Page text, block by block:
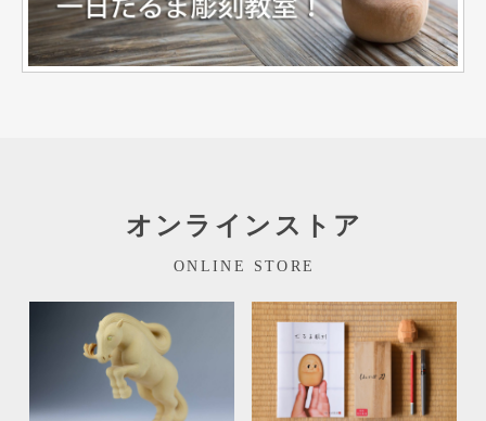
オンラインストア
ONLINE STORE